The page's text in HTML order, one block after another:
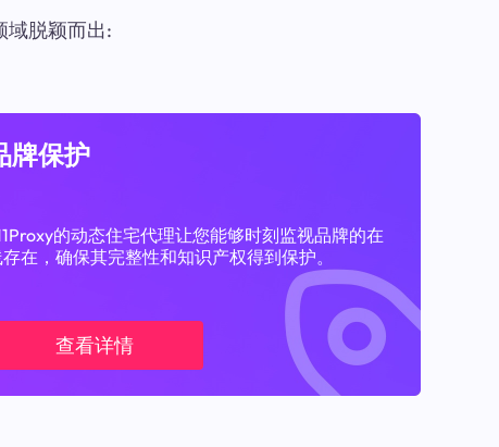
域脱颖而出:
牌保护
的动态住宅代理让您能够时刻监视品牌的在
在，确保其完整性和知识产权得到保护。
查看详情